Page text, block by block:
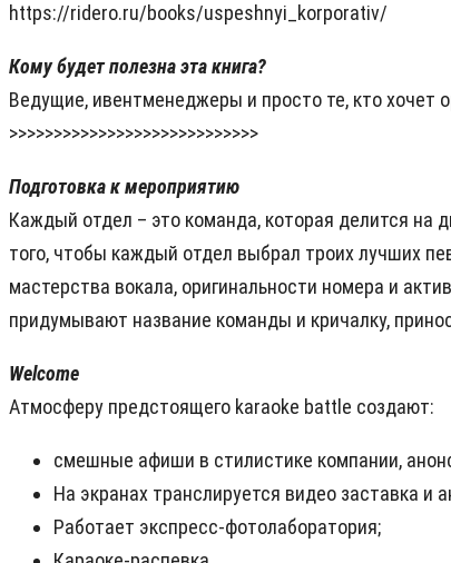
https://ridero.ru/books/uspeshnyi_korporativ/
Кому будет полезна эта книга?
Ведущие, ивентменеджеры и просто те, кто хочет
>>>>>>>>>>>>>>>>>>>>>>>>>>>>
Подготовка к мероприятию
Каждый отдел – это команда, которая делится на
того, чтобы каждый отдел выбрал троих лучших
мастерства вокала, оригинальности номера и
придумывают название команды и кричалку,
Welcome
Атмосферу предстоящего karaoke battle создают:
смешные афиши в стилистике компании,
На экранах транслируется видео заставка и
Работает экспресс-фотолаборатория;